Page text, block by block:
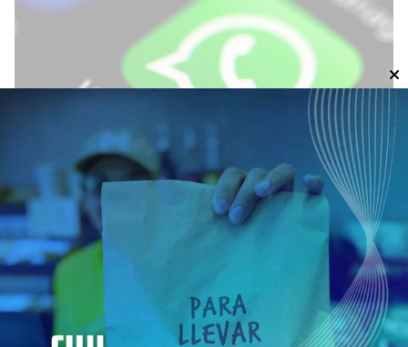
Así es el nuevo widget de WhatsApp
para grabar y enviar notas de voz sin
abrir chats
Tecnología
07 de agosto de 2026
La nueva herramienta, disponible para usuarios beta de